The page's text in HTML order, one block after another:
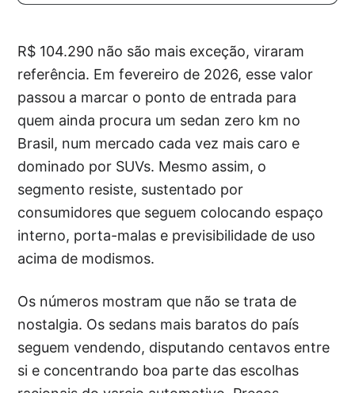
R$ 104.290 não são mais exceção, viraram
referência. Em fevereiro de 2026, esse valor
passou a marcar o ponto de entrada para
quem ainda procura um sedan zero km no
Brasil, num mercado cada vez mais caro e
dominado por SUVs. Mesmo assim, o
segmento resiste, sustentado por
consumidores que seguem colocando espaço
interno, porta-malas e previsibilidade de uso
acima de modismos.
Os números mostram que não se trata de
nostalgia. Os sedans mais baratos do país
seguem vendendo, disputando centavos entre
si e concentrando boa parte das escolhas